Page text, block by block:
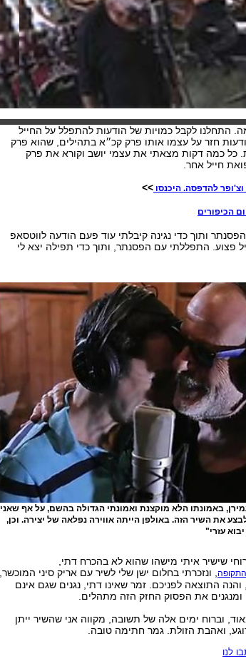
התחלנו לקבל כמויות של הודעות להתפלל על החייל
חזר על עצמו אותו פרק קכ״א בתהילים, שהוא פרק
כל כמה דקות מצאתי את עצמי יושב וקורא את פרק
חייל אחר.
להדפסה. היכנסו >>
הכיפורים
ותוך כדי נגינה קיבלתי עוד פעם הודעה לווטסאפ
פצוע. התפללתי עם הפסנתר, ותוך כדי תפילה יצא לי
באמונתו הלא מוקצנת ואמונתי הגדולה בהשם, על אף שאני
את השיר הזה. באולפן הייתה אווירה נפלאה של יצירה. וכן,
עזרי"
רוחי שישיר איתי מישהו שהוא לא בהכרח דתי,
, ונזכרתי בחלום ישן שלי לשיר עם אריק סיני המוכשר,
התוצאה לפניכם. זמר שאינו דתי, נגנים שגם אינם
ומנגנים את הפסוק החזק הזה מתהלים.
וברוח ימים אלה של תשובה, מקווה אני שהשיר ייתן
ואהבת הזולת. גמר חתימה טובה.
לנו